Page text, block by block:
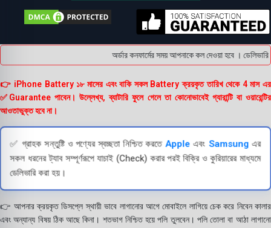
অর্ডার কনফার্মের সময় আপনাকে কল দেওয়া হবে ।
👉 iPhone Battery ১৮ মাসের এবং বাকি সকল Battery ক্রয়কৃত তারিখ থেকে 4 মাস এর
✅Guarantee পাবেন। উল্লেখ্য, ব্যাটারি ফুলে গেলে তা কোনোভাবেই গ্যারান্টি বা ওয়ারেন্টির
আওতাভুক্ত হবে না।
✅ গ্রাহক সন্তুষ্টি ও পণ্যের স্বচ্ছতা নিশ্চিত করতেApple এবংSamsung এর
সকল ধরনের ট্যাব সম্পূর্ণরূপে যাচাই (Check) করার পরই বিক্রি ও কুরিয়ারের মাধ্যমে
ডেলিভারি করা হয়।
👉 আপনার ক্রয়কৃত ডিসপ্লে স্থায়ী ভাবে লাগানোর আগে মোবাইলে লাগিয়ে চেক করে নিবেন কালার
এবং অন্যান্য বিষয় ঠিক আছে কিনা। শতভাগ নিশ্চিত হয়ে পলি তুলবেন। পলি তোলা বা আঠা লাগানো